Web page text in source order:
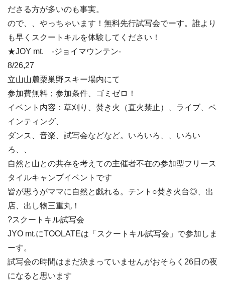
ださる方が多いのも事実。
ので、、やっちゃいます！無料先行試写会でーす。誰より
も早くスクートキルを体験してください！
★JOY mt. -ジョイマウンテン-
8/26,27
立山山麓粟巣野スキー場内にて
参加費無料；参加条件、ゴミゼロ！
イベント内容：草刈り、焚き火（直火禁止）、ライブ、ペ
インティング、
ダンス、音楽、試写会などなど。いろいろ、、いろい
ろ、、
自然と山との共存を考えての主催者不在の参加型フリース
タイルキャンプイベントです
皆が思うがママに自然と戯れる。テント○焚き火台◎、出
店、出し物三重丸！
?スクートキル試写会
JYO mt.にTOOLATEは「スクートキル試写会」で参加しま
ーす。
試写会の時間はまだ決まっていませんがおそらく26日の夜
になると思います